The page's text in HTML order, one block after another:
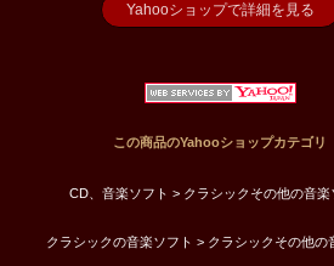
Yahooショップで詳細を見る
この商品のYahooショップカテゴリ
CD、音楽ソフト > クラシックその他の音楽
クラシックの音楽ソフト > クラシックその他の